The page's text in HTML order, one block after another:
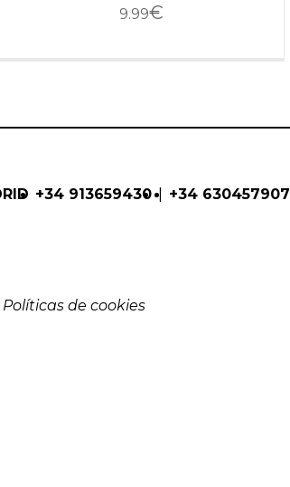
9.99€
+34 913659430 | +34 630457907
Políticas de cookies